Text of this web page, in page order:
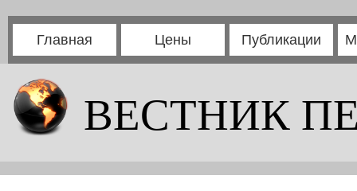
Главная Цены Публикации
ВЕСТНИК